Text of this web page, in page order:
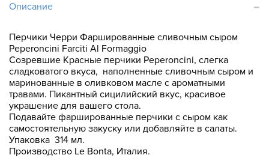
Описание
Перчики Черри Фаршированные сливочным сыром
Peperoncini Farciti Al Formaggio
Созревшие Красные перчики Peperoncini, слегка
сладковатого вкуса, наполненные сливочным сыром и
маринованные в оливковом масле с ароматными
травами. Пикантный сицилийский вкус, красивое
украшение для вашего стола.
Подавайте фаршированные перчики с сыром как
самостоятельную закуску или добавляйте в салаты.
Упаковка 314 мл.
Производство Le Bonta, Италия.